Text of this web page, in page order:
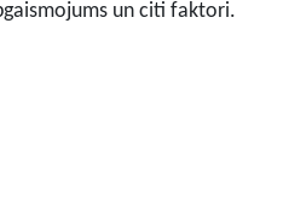
un citi faktori.